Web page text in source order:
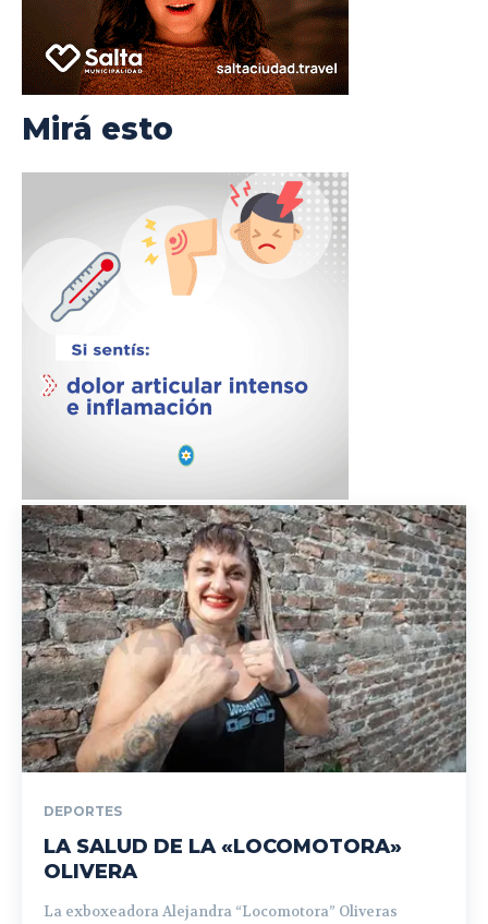
Mirá esto
DEPORTES
LA SALUD DE LA «LOCOMOTORA»
OLIVERA
La exboxeadora Alejandra “Locomotora” Oliveras